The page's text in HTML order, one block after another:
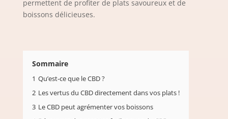
permettent de profiter de plats savoureux et de
boissons délicieuses.
Sommaire
1 Qu’est-ce que le CBD ?
2 Les vertus du CBD directement dans vos plats !
3 Le CBD peut agrémenter vos boissons